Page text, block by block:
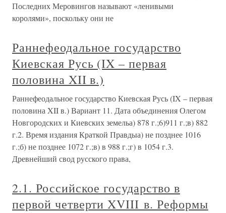
Последних Меровингов называют «ленивыми
королями», поскольку они не
Раннефеодальное государство
Киевская Русь (IX – первая
половина XII в.)
Раннефеодальное государство Киевская Русь (IX – первая
половина XII в.) Вариант 11. Дата объединения Олегом
Новгородских и Киевских земельа) 878 г.;6)911 г.;в) 882
г.2. Время издания Краткой Правдыа) не позднее 1016
г.;б) не позднее 1072 г.;в) в 988 г.;г) в 1054 г.3.
Древнейший свод русского права,
2.1. Российское государство в
первой четверти XVIII в. Реформы